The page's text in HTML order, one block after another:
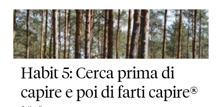
Habit 5: Cerca prima di
capire e poi di farti capire®